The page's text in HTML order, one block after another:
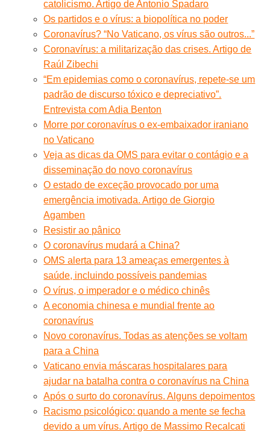
catolicismo. Artigo de Antonio Spadaro
Os partidos e o vírus: a biopolítica no poder
Coronavírus? “No Vaticano, os vírus são outros...”
Coronavírus: a militarização das crises. Artigo de
Raúl Zibechi
“Em epidemias como o coronavírus, repete-se um
padrão de discurso tóxico e depreciativo”.
Entrevista com Adia Benton
Morre por coronavírus o ex-embaixador iraniano
no Vaticano
Veja as dicas da OMS para evitar o contágio e a
disseminação do novo coronavírus
O estado de exceção provocado por uma
emergência imotivada. Artigo de Giorgio
Agamben
Resistir ao pânico
O coronavírus mudará a China?
OMS alerta para 13 ameaças emergentes à
saúde, incluindo possíveis pandemias
O vírus, o imperador e o médico chinês
A economia chinesa e mundial frente ao
coronavírus
Novo coronavírus. Todas as atenções se voltam
para a China
Vaticano envia máscaras hospitalares para
ajudar na batalha contra o coronavírus na China
Após o surto do coronavírus. Alguns depoimentos
Racismo psicológico: quando a mente se fecha
devido a um vírus. Artigo de Massimo Recalcati